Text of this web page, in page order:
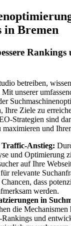
in Bremen
Rankings
betreiben,
unserer
Ihre Ziele zu
Strategien sind
und
Anstieg:
und Optimierung
auf Ihre
relevante
dass
werden.
in
die Mechanismen
Rankings und